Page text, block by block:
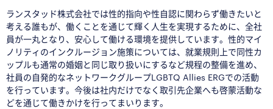
ランスタッド株式会社では性的指向や性自認に関わらず働きたいと
考える誰もが、働くことを通じて輝く人生を実現するために、全社
員が一丸となり、安心して働ける環境を提供しています。性的マイ
ノリティのインクルージョン施策については、就業規則上で同性カ
ップルも通常の婚姻と同じ取り扱いにするなど規程の整備を進め、
社員の自発的なネットワークグループLGBTQ Allies ERGでの活動
を行っています。今後は社内だけでなく取引先企業へも啓蒙活動な
どを通じて働きかけを行ってまいります。